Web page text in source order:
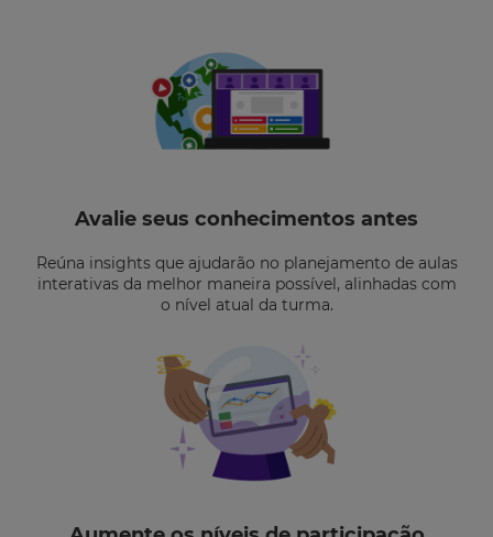
Avalie seus conhecimentos antes
Reúna insights que ajudarão no planejamento de aulas
interativas da melhor maneira possível, alinhadas com
o nível atual da turma.